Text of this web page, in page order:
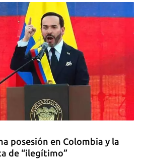
posesión en Colombia y la
de “ilegítimo”